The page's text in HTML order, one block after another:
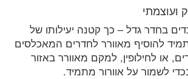
ועוצמתי
בחדר גדל – כך קטנה יעילותו של
להוסיף מאוורר לחדרים המאכלסים
או לחילופין, למקם מאוורר באזור
לשמור על אוורור מתמיד.